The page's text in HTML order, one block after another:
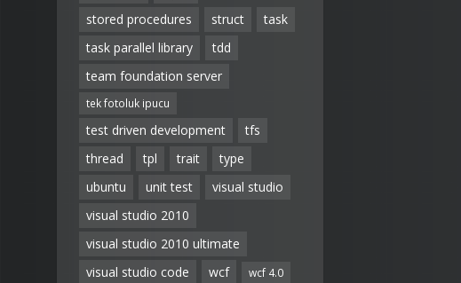
stored procedures
struct
task
task parallel library
tdd
team foundation server
tek fotoluk ipucu
test driven development
tfs
thread
tpl trait
type
ubuntu
unit test
visual studio
visual studio 2010
visual studio 2010 ultimate
visual studio code
wcf wcf 4.0